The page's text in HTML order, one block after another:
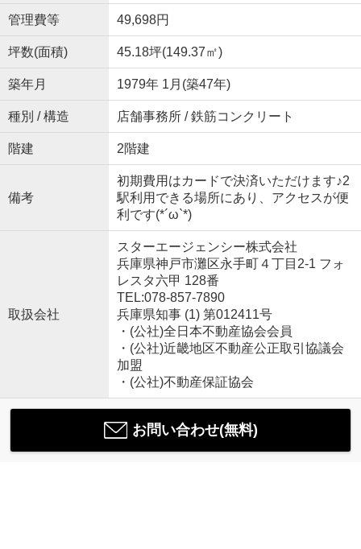
管理費等 49,698円
坪数(面積) 45.18坪(149.37㎡)
築年月 1979年 1月(築47年)
種別 / 構造 店舗事務所 / 鉄筋コンクリート
階建 2階建
備考
初期費用はカードで決済いただけます♪2
駅利用できる場所にあり、アクセスが便
利です(*´ω`*)
取扱会社
スターエージェンシー株式会社
兵庫県神戸市灘区永手町４丁目2-1 フォ
レスタ六甲 128番
TEL:078-857-7890
兵庫県知事 (1) 第012411号
・(公社)全日本不動産協会会員
・(公社)近畿地区不動産公正取引協議会
加盟
・(公社)不動産保証協会
お問い合わせ(無料)